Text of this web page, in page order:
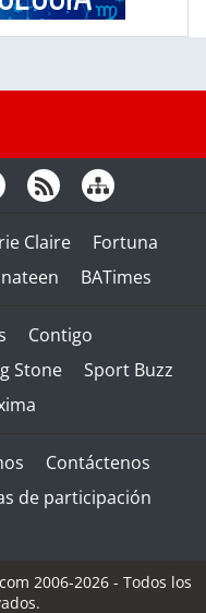
Claire
Fortuna
BATimes
Contigo
Stone
Sport Buzz
Contáctenos
de participación
2006-2026 - Todos los